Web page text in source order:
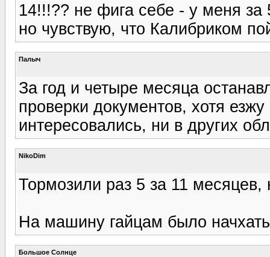
14!!!?? не фига себе - у меня за
но чувствую, что Калибриком
Палыч
За год и четыре месяца
проверки документов, хотя
интересовались, ни в других
NikoDim
Тормозили раз 5 за 11
На машину гайцам было
Большое Солнце